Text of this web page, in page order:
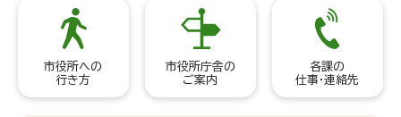
市役所への
行き方
市役所庁舎の
ご案内
各課の
仕事・連絡先